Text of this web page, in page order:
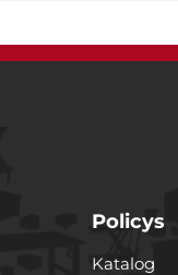
Policys
Katalog